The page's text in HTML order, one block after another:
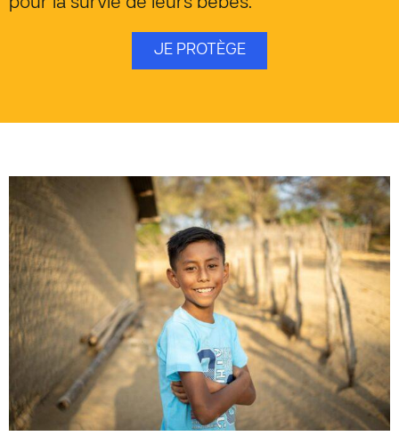
pour la survie de leurs bébés.
JE PROTÈGE